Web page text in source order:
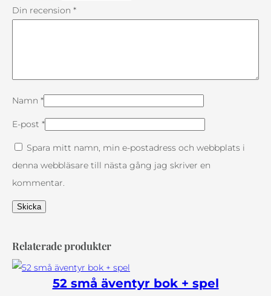
r
e
n
ä
n
g
d
Din recension *
Namn *
E-post *
Spara mitt namn, min e-postadress och webbplats i
denna webbläsare till nästa gång jag skriver en
kommentar.
Relaterade produkter
52 små äventyr bok + spel